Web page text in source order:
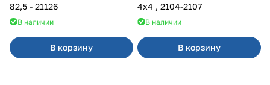
82,5 - 21126
В наличии
В корзину
4x4 , 2104-2107
В наличии
В корзину